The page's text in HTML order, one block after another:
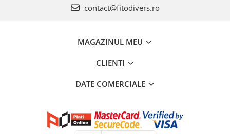
contact@fitodivers.ro
MAGAZINUL MEU
CLIENTI
DATE COMERCIALE